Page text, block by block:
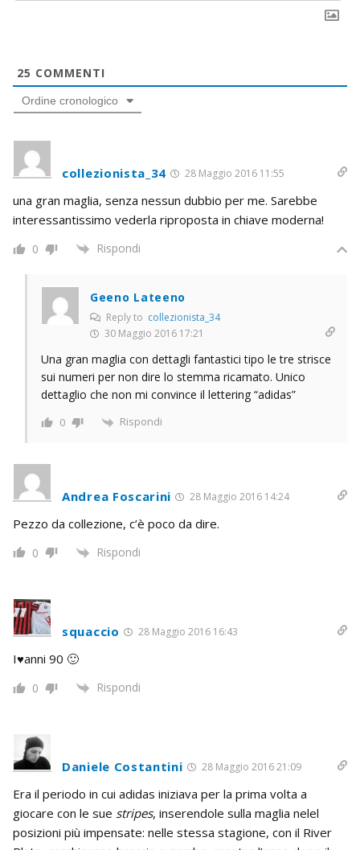
25 COMMENTI
Ordine cronologico
collezionista_34 28 Maggio 2016 11:55
una gran maglia, senza nessun dubbio per me. Sarebbe
interessantissimo vederla riproposta in chiave moderna!
0 Rispondi
Geeno Lateeno
Reply to collezionista_34
30 Maggio 2016 17:21
Una gran maglia con dettagli fantastici tipo le tre strisce
sui numeri per non dire lo stemma ricamato. Unico
dettaglio che non mi convince il lettering “adidas”
0 Rispondi
Andrea Foscarini 28 Maggio 2016 14:24
Pezzo da collezione, c’è poco da dire.
0 Rispondi
squaccio 28 Maggio 2016 16:43
I♥anni 90 🙂
0 Rispondi
Daniele Costantini 28 Maggio 2016 21:09
Era il periodo in cui adidas iniziava per la prima volta a
giocare con le sue stripes, inserendole sulla maglia nelel
posizioni più impensate: nelle stessa stagione, con il River